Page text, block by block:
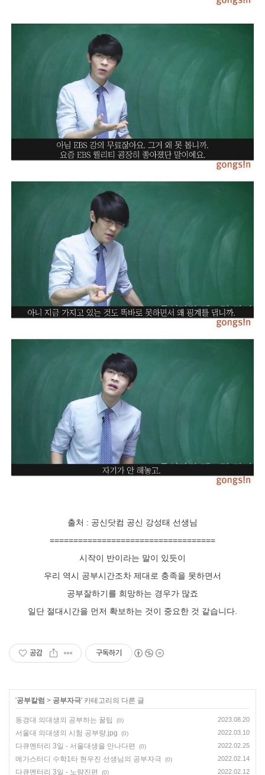
출처 : 공신닷컴 공신 강성태 선생님
===================================
시작이 반이라는 말이 있듯이
우리 역시 공부시간조차 제대로 충족을 못하면서
공부잘하기를 희망하는 경우가 많죠
일단 절대시간을 먼저 확보하는 것이 중요한 것 같습니다.
공감 구독하기
'공부칼럼 > 공부자극' 카테고리의 다른 글
동경대 의대생의 공부하는 꿀팁 (0) 2023.08.20
서울대 의대생의 시험 공부량.jpg (0) 2022.03.10
다큐멘터리 3일 - 서울대생을 만나다편 (0) 2022.02.25
메가스터디 수학1타 현우진 선생님의 공부자극 (0) 2022.02.14
다큐멘터리 3일 - 노량진편 (0) 2022.02.12